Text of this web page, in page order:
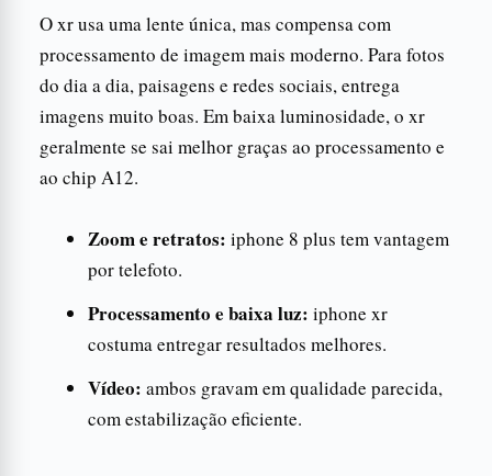
O xr usa uma lente única, mas compensa com
processamento de imagem mais moderno. Para fotos
do dia a dia, paisagens e redes sociais, entrega
imagens muito boas. Em baixa luminosidade, o xr
geralmente se sai melhor graças ao processamento e
ao chip A12.
Zoom e retratos: iphone 8 plus tem vantagem
por telefoto.
Processamento e baixa luz: iphone xr
costuma entregar resultados melhores.
Vídeo: ambos gravam em qualidade parecida,
com estabilização eficiente.